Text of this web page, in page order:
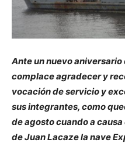
Ante un nuevo aniversario
complace agradecer y
vocación de servicio y
sus integrantes, como
de agosto cuando a
de Juan Lacaze la nave